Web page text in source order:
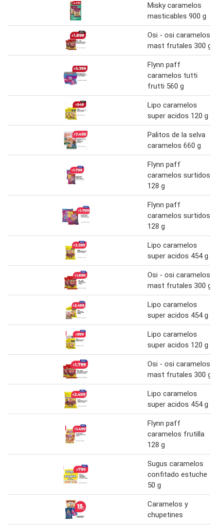
Misky caramelos
masticables 900 g
Osi - osi caramelos
mast frutales 300 g
Flynn paff
caramelos tutti
frutti 560 g
Lipo caramelos
super acidos 120 g
Palitos de la selva
caramelos 660 g
Flynn paff
caramelos surtidos
128 g
Flynn paff
caramelos surtidos
128 g
Lipo caramelos
super acidos 454 g
Osi - osi caramelos
mast frutales 300 g
Lipo caramelos
super acidos 454 g
Lipo caramelos
super acidos 120 g
Osi - osi caramelos
mast frutales 300 g
Lipo caramelos
super acidos 454 g
Flynn paff
caramelos frutilla
128 g
Sugus caramelos
confitado estuche
50 g
Caramelos y
chupetines